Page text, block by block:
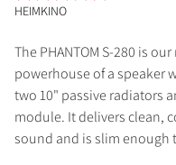
The PHANTOM S-280 is
powerhouse of a speaker
two 10" passive radiators
module. It delivers clean,
sound and is slim enough
HEIMKINO